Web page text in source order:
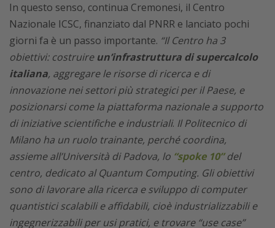
In questo senso, continua Cremonesi, il Centro
Nazionale ICSC, finanziato dal PNRR e lanciato pochi
giorni fa è un passo importante. “Il Centro ha 3
obiettivi: costruire un’infrastruttura di supercalcolo
italiana, aggregare le risorse di ricerca e di
innovazione nei settori più strategici per il Paese, e
posizionarsi come la piattaforma nazionale a supporto
di iniziative scientifiche e industriali. Il Politecnico di
Milano ha un ruolo trainante, perché coordina,
assieme all’Università di Padova, lo “spoke 10” del
centro, dedicato al Quantum Computing. Gli obiettivi
sono di lavorare alla ricerca e sviluppo di computer
quantistici scalabili e affidabili, cioè industrializzabili e
ingegnerizzabili per usi pratici, e trovare “use case”